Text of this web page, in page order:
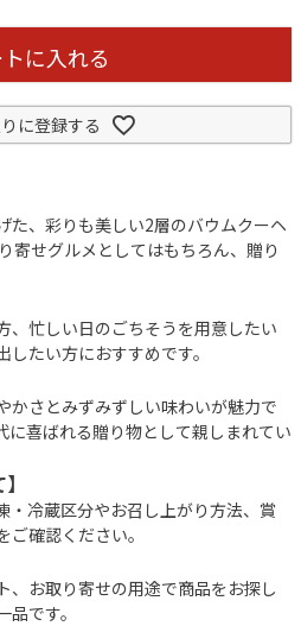
に入れる
に登録する
た、彩りも美しい2層のバウムクーヘ
寄せグルメとしてはもちろん、贈り
、忙しい日のごちそうを用意したい
たい方におすすめです。
かさとみずみずしい味わいが魅力で
に喜ばれる贈り物として親しまれてい
・冷蔵区分やお召し上がり方法、賞
確認ください。
、お取り寄せの用途で商品をお探し
です。